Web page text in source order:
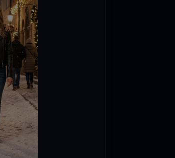
facciale,
l'utente scrive
il nome dell'attore,
di sottili, eleganti,
della versione
una dolce luce
non cartoonistica.